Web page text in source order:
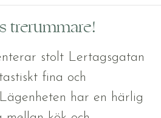
trerummare!
stolt Lertagsgatan
fina och
har en härlig